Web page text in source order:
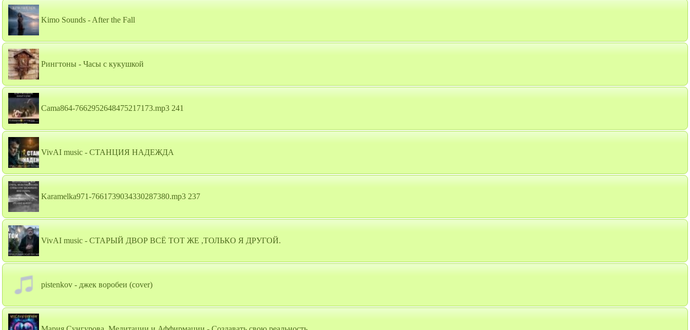
Kimo Sounds - After the Fall
Рингтоны - Часы с кукушкой
Cama864-7662952648475217173.mp3 241
VivAI music - СТАНЦИЯ НАДЕЖДА
Karamelka971-7661739034330287380.mp3 237
VivAI music - СТАРЫЙ ДВОР ВСЁ ТОТ ЖЕ ,ТОЛЬКО Я ДРУГОЙ.
pistenkov - джек воробеи (cover)